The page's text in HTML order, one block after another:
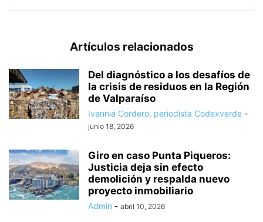
Artículos relacionados
Del diagnóstico a los desafíos de
la crisis de residuos en la Región
de Valparaíso
Ivannia Cordero, periodista Codexverde -
junio 18, 2026
Giro en caso Punta Piqueros:
Justicia deja sin efecto
demolición y respalda nuevo
proyecto inmobiliario
Admin - abril 10, 2026